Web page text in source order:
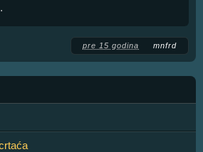
pre 15 godina mnfrd